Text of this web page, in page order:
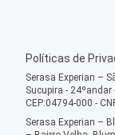
Políticas de
Serasa Experian –
Sucupira -
CEP:04794-000 -
Serasa Experian –